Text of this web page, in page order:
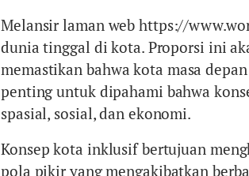
Melansir laman web https://
dunia tinggal di kota. Proporsi ini
memastikan bahwa kota masa
penting untuk dipahami bahwa
spasial, sosial, dan ekonomi.
Konsep kota inklusif bertujuan
pola pikir yang mengakibatkan